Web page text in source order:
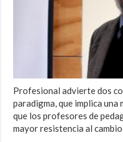
Profesional advierte dos
paradigma, que implica
que los profesores de
mayor resistencia al